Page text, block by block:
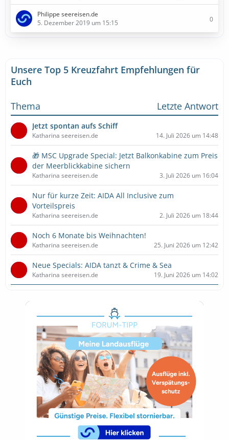
Philippe seereisen.de
5. Dezember 2019 um 15:15
0
Unsere Top 5 Kreuzfahrt Empfehlungen für
Euch
Thema
Letzte Antwort
Jetzt spontan aufs Schiff
Katharina seereisen.de 14. Juli 2026 um 14:48
🎁 MSC Upgrade Special: Jetzt Balkonkabine zum Preis
der Meerblickkabine sichern
Katharina seereisen.de 3. Juli 2026 um 16:04
Nur für kurze Zeit: AIDA All Inclusive zum
Vorteilspreis
Katharina seereisen.de 2. Juli 2026 um 18:44
Noch 6 Monate bis Weihnachten!
Katharina seereisen.de 25. Juni 2026 um 12:42
Neue Specials: AIDA tanzt & Crime & Sea
Katharina seereisen.de 19. Juni 2026 um 14:02